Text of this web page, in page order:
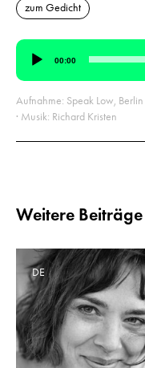
zum Gedicht
Audio-
Player
00:00
Aufnahme: Speak Low,
· Musik: Richard Kristen
Weitere Beiträge
DE